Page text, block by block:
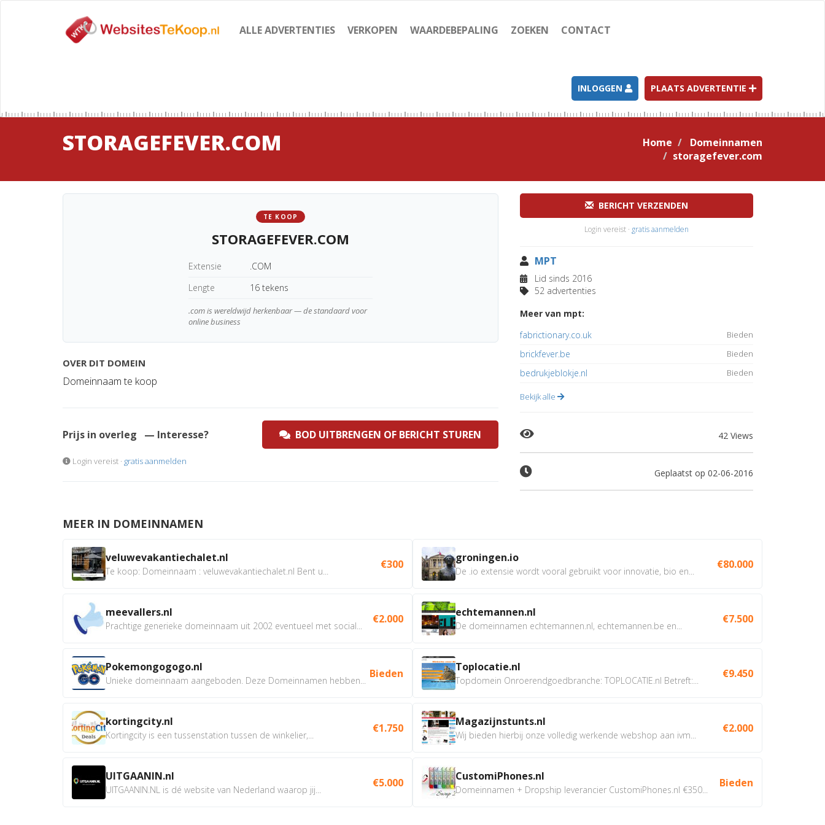
ALLE ADVERTENTIES VERKOPEN WAARDEBEPALING ZOEKEN CONTACT
INLOGGEN PLAATS ADVERTENTIE
STORAGEFEVER.COM Home
Domeinnamen
storagefever.com
TE KOOP
STORAGEFEVER.COM
Extensie
.COM
Lengte
16 tekens
.com is wereldwijd herkenbaar — de standaard voor
online business
OVER DIT DOMEIN
Domeinnaam te koop
Prijs in overleg — Interesse? BOD UITBRENGEN OF BERICHT STUREN
Login vereist · gratis aanmelden
BERICHT VERZENDEN
Login vereist · gratis aanmelden
MPT
Lid sinds 2016
52 advertenties
Meer van mpt:
fabrictionary.co.uk
Bieden
brickfever.be Bieden
bedrukjeblokje.nl Bieden
Bekijk alle
42 Views
Geplaatst op 02-06-2016
MEER IN DOMEINNAMEN
veluwevakantiechalet.nl
Te koop: Domeinnaam : veluwevakantiechalet.nl Bent u...
€300
meevallers.nl
Prachtige generieke domeinnaam uit 2002 eventueel met social...
€2.000
Pokemongogogo.nl
Unieke domeinnaam aangeboden. Deze Domeinnamen hebben...
Bieden
kortingcity.nl
Kortingcity is een tussenstation tussen de winkelier,...
€1.750
UITGAANIN.nl
UITGAANIN.NL is dé website van Nederland waarop jij...
€5.000
groningen.io
De .io extensie wordt vooral gebruikt voor innovatie, bio en...
€80.000
echtemannen.nl
De domeinnamen echtemannen.nl, echtemannen.be en...
€7.500
Toplocatie.nl
Topdomein Onroerendgoedbranche: TOPLOCATIE.nl Betreft:...
€9.450
Magazijnstunts.nl
Wij bieden hierbij onze volledig werkende webshop aan ivm...
€2.000
CustomiPhones.nl
Domeinnamen + Dropship leverancier CustomiPhones.nl €350...
Bieden